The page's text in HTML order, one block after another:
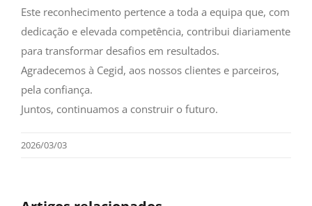
Este reconhecimento pertence a toda a equipa que, com
dedicação e elevada competência, contribui diariamente
para transformar desafios em resultados.
Agradecemos à Cegid, aos nossos clientes e parceiros,
pela confiança.
Juntos, continuamos a construir o futuro.
2026/03/03